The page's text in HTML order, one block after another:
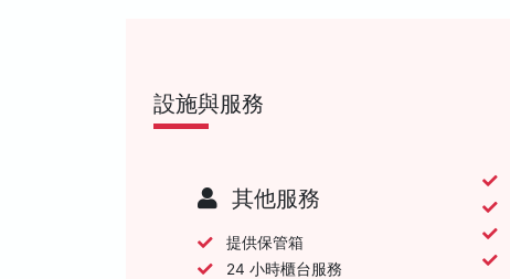
設施與服務
其他服務
提供保管箱
24 小時櫃台服務